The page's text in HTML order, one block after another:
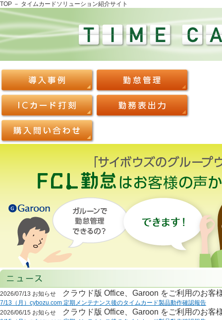
TOP － タイムカードソリューション紹介サイト
2026/07/13 お知らせ クラウド版 Office、Garoon をご利用のお客
7/13（月）cybozu.com 定期メンテナンス後のタイムカード製品動作確認報告
2026/06/15 お知らせ クラウド版 Office、Garoon をご利用のお客